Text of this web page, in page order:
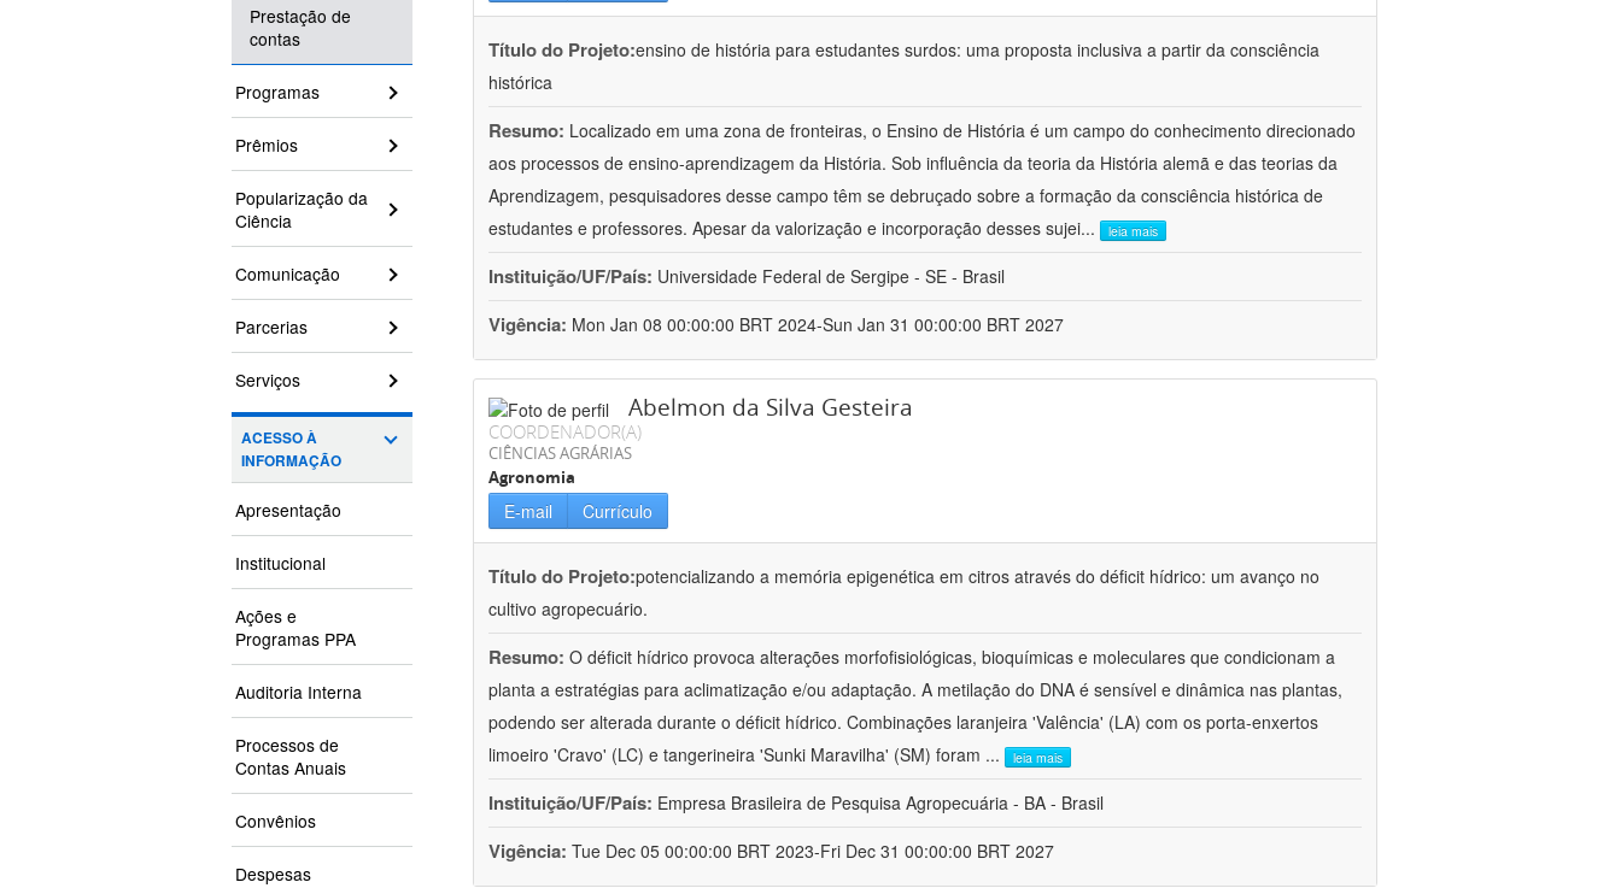
Prestação de
contas
Programas
Prêmios
Popularização da
Ciência
Comunicação
Parcerias
Serviços
ACESSO À
INFORMAÇÃO
Apresentação
Institucional
Ações e
Programas PPA
Auditoria Interna
Processos de
Contas Anuais
Convênios
Despesas
Título do Projeto:ensino de história para estudantes surdos: uma proposta inclusiva a partir da consciência
histórica
Resumo: Localizado em uma zona de fronteiras, o Ensino de História é um campo do conhecimento direcionado
aos processos de ensino-aprendizagem da História. Sob influência da teoria da História alemã e das teorias da
Aprendizagem, pesquisadores desse campo têm se debruçado sobre a formação da consciência histórica de
estudantes e professores. Apesar da valorização e incorporação desses sujei... leia mais
Instituição/UF/País: Universidade Federal de Sergipe - SE - Brasil
Vigência: Mon Jan 08 00:00:00 BRT 2024-Sun Jan 31 00:00:00 BRT 2027
Abelmon da Silva Gesteira
COORDENADOR(A)
CIÊNCIAS AGRÁRIAS
Agronomia
E-mail Currículo
Título do Projeto:potencializando a memória epigenética em citros através do déficit hídrico: um avanço no
cultivo agropecuário.
Resumo: O déficit hídrico provoca alterações morfofisiológicas, bioquímicas e moleculares que condicionam a
planta a estratégias para aclimatização e/ou adaptação. A metilação do DNA é sensível e dinâmica nas plantas,
podendo ser alterada durante o déficit hídrico. Combinações laranjeira 'Valência' (LA) com os porta-enxertos
limoeiro 'Cravo' (LC) e tangerineira 'Sunki Maravilha' (SM) foram ... leia mais
Instituição/UF/País: Empresa Brasileira de Pesquisa Agropecuária - BA - Brasil
Vigência: Tue Dec 05 00:00:00 BRT 2023-Fri Dec 31 00:00:00 BRT 2027